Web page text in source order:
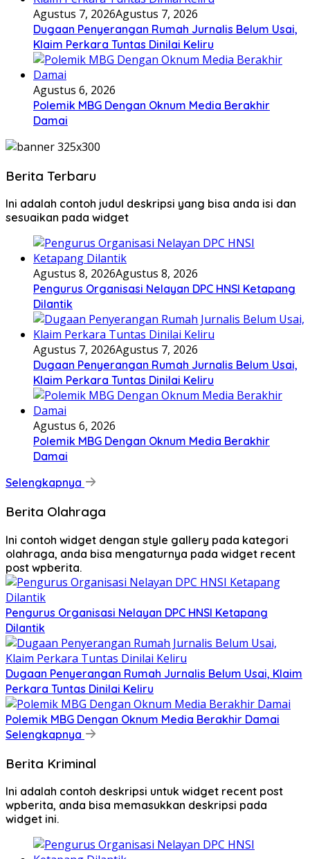
Agustus 7, 2026Agustus 7, 2026
Dugaan Penyerangan Rumah Jurnalis Belum Usai,
Klaim Perkara Tuntas Dinilai Keliru
Agustus 6, 2026
Polemik MBG Dengan Oknum Media Berakhir
Damai
Berita Terbaru
Ini adalah contoh judul deskripsi yang bisa anda isi dan
sesuaikan pada widget
Agustus 8, 2026Agustus 8, 2026
Pengurus Organisasi Nelayan DPC HNSI Ketapang
Dilantik
Agustus 7, 2026Agustus 7, 2026
Dugaan Penyerangan Rumah Jurnalis Belum Usai,
Klaim Perkara Tuntas Dinilai Keliru
Agustus 6, 2026
Polemik MBG Dengan Oknum Media Berakhir
Damai
Selengkapnya
Berita Olahraga
Ini contoh widget dengan style gallery pada kategori
olahraga, anda bisa mengaturnya pada widget recent
post wpberita.
Pengurus Organisasi Nelayan DPC HNSI Ketapang
Dilantik
Dugaan Penyerangan Rumah Jurnalis Belum Usai, Klaim
Perkara Tuntas Dinilai Keliru
Polemik MBG Dengan Oknum Media Berakhir Damai
Selengkapnya
Berita Kriminal
Ini adalah contoh deskripsi untuk widget recent post
wpberita, anda bisa memasukkan deskripsi pada
widget ini.